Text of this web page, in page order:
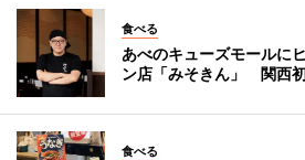
食べる
あべのキューズモールに
ン店「みそきん」 関西
食べる